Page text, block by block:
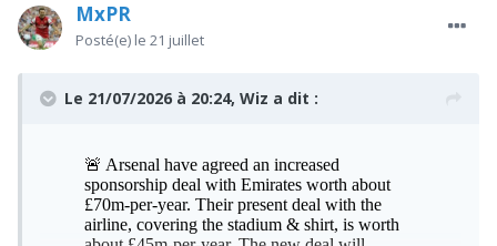
MxPR
Posté(e) le 21 juillet
Le 21/07/2026 à 20:24, Wiz a dit :